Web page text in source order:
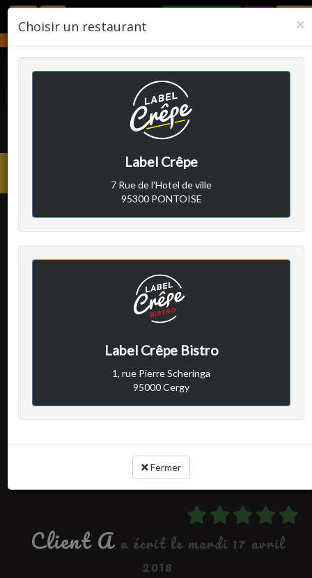
LABEL CRÊPE
Client A
a écrit le samedi 21 avril
2018
-
Rapport qualité / prix :
-
Service :
Client A a écrit le mardi 17 avril
2018
×
Choisir un restaurant
Label Crêpe
7 Rue de l'Hotel de ville
95300 PONTOISE
Label Crêpe Bistro
1, rue Pierre Scheringa
95000 Cergy
Fermer